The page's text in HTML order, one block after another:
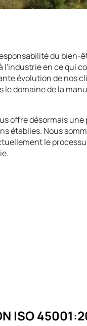
du bien-
l'industrie en ce qui
évolution de nos
le domaine de la
offre désormais
établies. Nous
le
ISO